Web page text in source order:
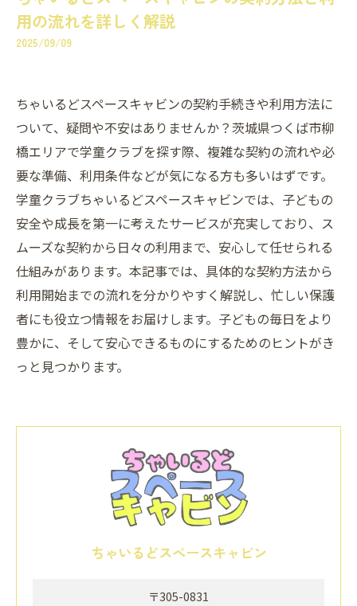
用の流れを詳しく解説
2025/09/09
ちゃいるどスペースキャビンの契約手続きや利用方法に
ついて、疑問や不安はありませんか？茨城県つくば市柳
橋エリアで学童クラブを探す際、複雑な契約の流れや必
要な準備、利用条件などが気になる方も多いはずです。
学童クラブちゃいるどスペースキャビンでは、子どもの
安全や成長を第一に考えたサービスが充実しており、ス
ムーズな契約から日々の利用まで、安心して任せられる
仕組みがあります。本記事では、具体的な契約方法から
利用開始までの流れを分かりやすく解説し、忙しい保護
者にも役立つ情報をお届けします。子どもの毎日をより
豊かに、そして安心できるものにするためのヒントがき
っと見つかります。
ちゃいるどスペースキャビン
〒305-0831